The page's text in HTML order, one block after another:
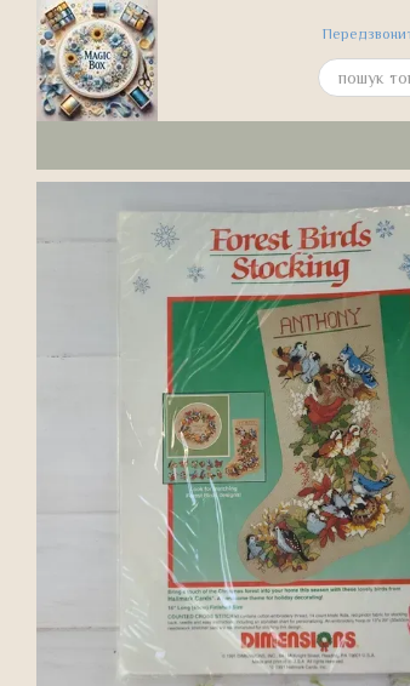
Перейти до основного контенту